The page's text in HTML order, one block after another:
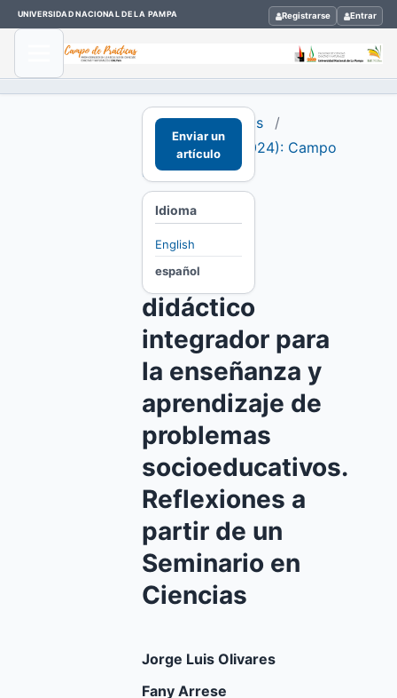
UNIVERSIDAD NACIONAL DE LA PAMPA Registrarse Entrar
Inicio / Archivos
/
Vol. 3 Núm. 1 (2024): Campo
de prácticas
/
Artículos
Modelo
didáctico
integrador para
la enseñanza y
aprendizaje de
problemas
socioeducativos.
Reflexiones a
partir de un
Seminario en
Ciencias
Jorge Luis Olivares
Fany Arrese
Enviar un
artículo
Idioma
English
español